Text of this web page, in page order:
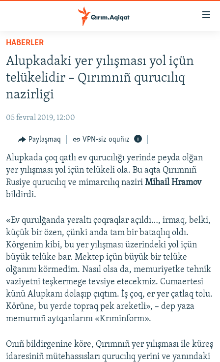
Esas
qaytmaq
Baş
navigatsiyağa
qaytmaq
Qıdıruvğa
HABERLER
SİYASET
İQTİSADİYAT
MEDENİYET
İNSAN AQLARI
VİDEO
SÜRET
BLOGLAR
Русский
Українською
QOŞULIÑIZ!
HABERLER
Alupkadaki yer yılışması yol içün
telükelidir – Qırımnıñ qurucılıq
nazirligi
05 fevral 2019, 12:00
Paylaşmaq VPN-siz oquñız
Alupkada çoq qatlı ev qurucılığı yerinde peyda olğan
yer yılışması yol içün telükeli ola. Bu aqta Qırımnıñ
Rusiye qurucılıq ve mimarcılıq naziri Mihail Hramov
bildirdi.
«Ev qurulğanda yeraltı çoqraqlar açıldı…, irmaq, belki,
küçük bir özen, çünki anda tam bir bataqlıq oldı.
Körgenim kibi, bu yer yılışması üzerindeki yol içün
büyük telüke bar. Mektep içün büyük bir telüke
olğanını körmedim. Nasıl olsa da, memuriyetke tehnik
vaziyetni teşkermege tevsiye etecekmiz. Cumaertesi
künü Alupkanı dolaşıp çıqtım. İş çoq, er yer çatlaq tolu.
Körüne, bu yerde topraq pek areketli», – dep yaza
memurnıñ aytqanlarını «Krıminform».
Onıñ bildirgenine köre, Qırımnıñ yer yılışması ile küreş
idaresiniñ mütehassısları qurucılıq yerini ve yanındaki